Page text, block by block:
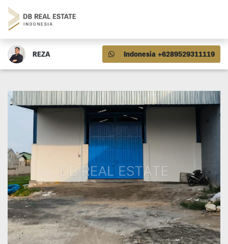
REZA Indonesia +6289529311119